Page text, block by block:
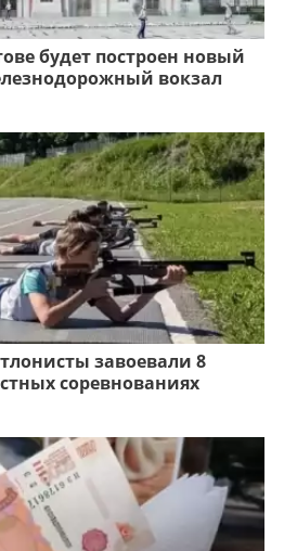
будет построен новый
вокзал
завоевали 8
соревнованиях